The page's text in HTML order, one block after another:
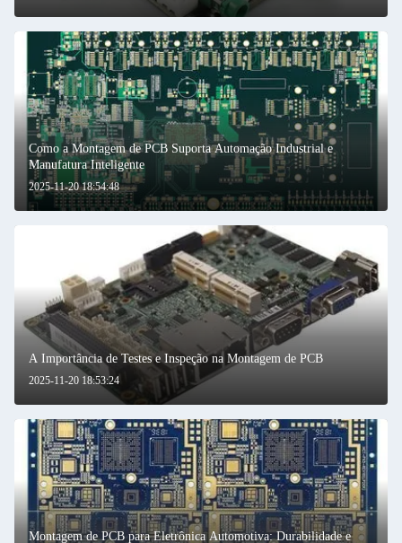
2025-11-20 18:54:48
Como a Montagem de PCB Suporta Automação Industrial e
Manufatura Inteligente
2025-11-20 18:53:24
A Importância de Testes e Inspeção na Montagem de PCB
Montagem de PCB para Eletrônica Automotiva: Durabilidade e